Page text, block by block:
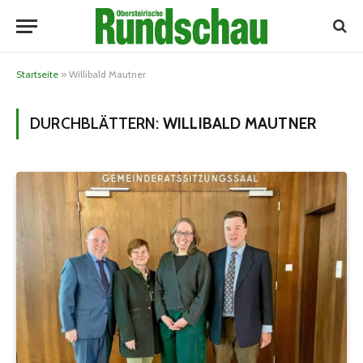
Startseite » Willibald Mautner
DURCHBLÄTTERN: WILLIBALD MAUTNER